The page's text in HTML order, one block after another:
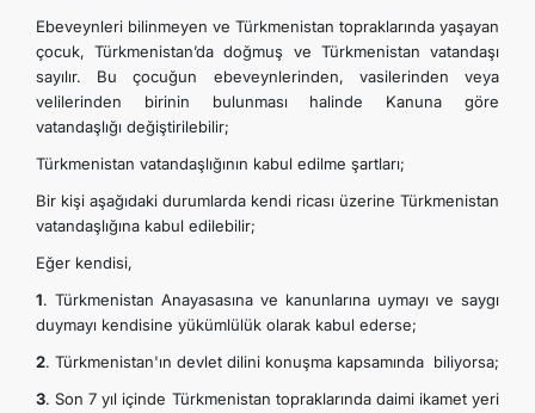
Ebeveynleri bilinmeyen ve Türkmenistan topraklarında yaşayan
çocuk, Türkmenistan’da doğmuş ve Türkmenistan vatandaşı
sayılır. Bu çocuğun ebeveynlerinden, vasilerinden veya
velilerinden birinin bulunması halinde Kanuna göre
vatandaşlığı değiştirilebilir;
Türkmenistan vatandaşlığının kabul edilme şartları;
Bir kişi aşağıdaki durumlarda kendi ricası üzerine Türkmenistan
vatandaşlığına kabul edilebilir;
Eğer kendisi,
1. Türkmenistan Anayasasına ve kanunlarına uymayı ve saygı
duymayı kendisine yükümlülük olarak kabul ederse;
2. Türkmenistan'ın devlet dilini konuşma kapsamında biliyorsa;
3. Son 7 yıl içinde Türkmenistan topraklarında daimi ikamet yeri